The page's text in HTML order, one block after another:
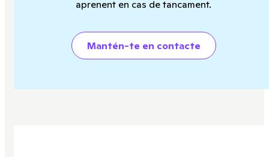
aprenent en cas de tancament.
Mantén-te en contacte